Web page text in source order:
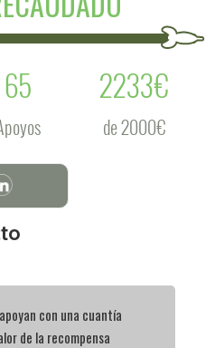
65 2233€
de 2000€
con una cuantía
de la recompensa